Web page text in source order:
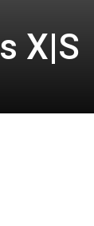
X|S